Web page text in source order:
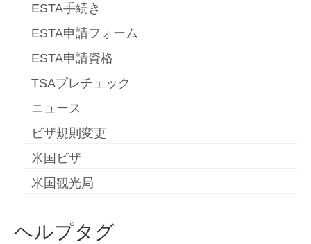
Svenska
ESTA手続き
ESTA申請フォーム
ESTA申請資格
TSAプレチェック
ニュース
ビザ規則変更
米国ビザ
米国観光局
ヘルプタグ